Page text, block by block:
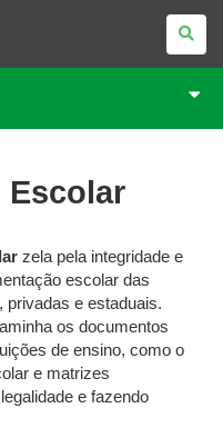
Escolar
zela pela integridade e
escolar das
privadas e estaduais.
os documentos
de ensino, como o
e matrizes
e fazendo